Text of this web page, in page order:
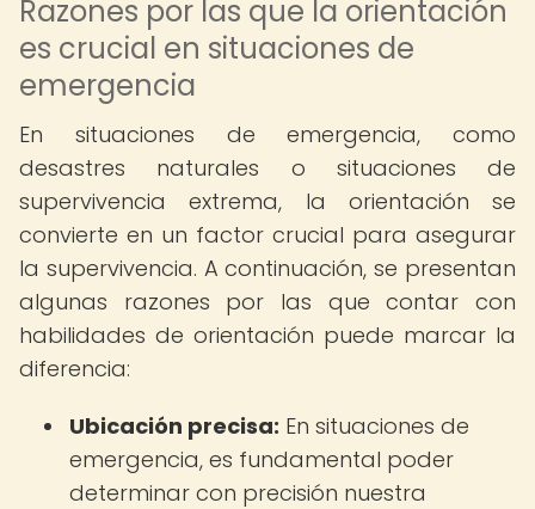
Razones por las que la orientación
es crucial en situaciones de
emergencia
En situaciones de emergencia, como
desastres naturales o situaciones de
supervivencia extrema, la orientación se
convierte en un factor crucial para asegurar
la supervivencia. A continuación, se presentan
algunas razones por las que contar con
habilidades de orientación puede marcar la
diferencia:
Ubicación precisa: En situaciones de
emergencia, es fundamental poder
determinar con precisión nuestra